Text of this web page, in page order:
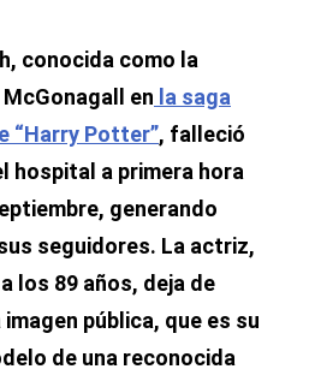
conocida como la
en la saga
“Harry Potter”, falleció
hospital a primera hora
generando
seguidores. La actriz,
los 89 años, deja de
pública, que es su
de una reconocida